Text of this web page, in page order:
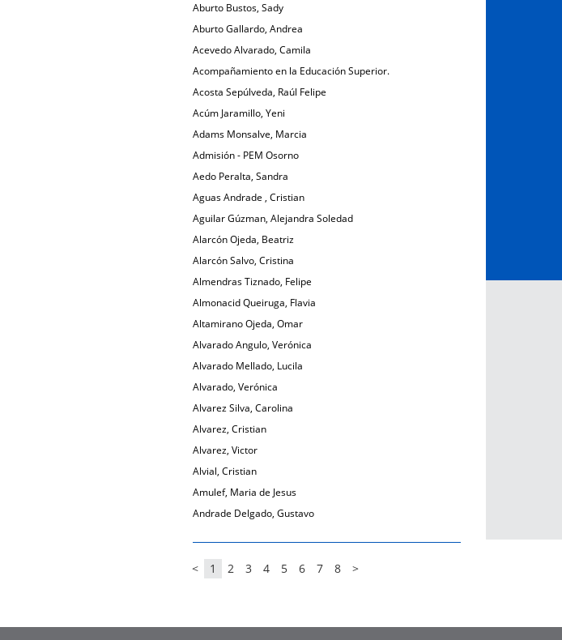
Aburto Bustos, Sady
Aburto Gallardo, Andrea
Acevedo Alvarado, Camila
Acompañamiento en la Educación Superior.
Acosta Sepúlveda, Raúl Felipe
Acúm Jaramillo, Yeni
Adams Monsalve, Marcia
Admisión - PEM Osorno
Aedo Peralta, Sandra
Aguas Andrade , Cristian
Aguilar Gúzman, Alejandra Soledad
Alarcón Ojeda, Beatriz
Alarcón Salvo, Cristina
Almendras Tiznado, Felipe
Almonacid Queiruga, Flavia
Altamirano Ojeda, Omar
Alvarado Angulo, Verónica
Alvarado Mellado, Lucila
Alvarado, Verónica
Alvarez Silva, Carolina
Alvarez, Cristian
Alvarez, Victor
Alvial, Cristian
Amulef, Maria de Jesus
Andrade Delgado, Gustavo
< 1 2 3 4 5 6 7 8 >